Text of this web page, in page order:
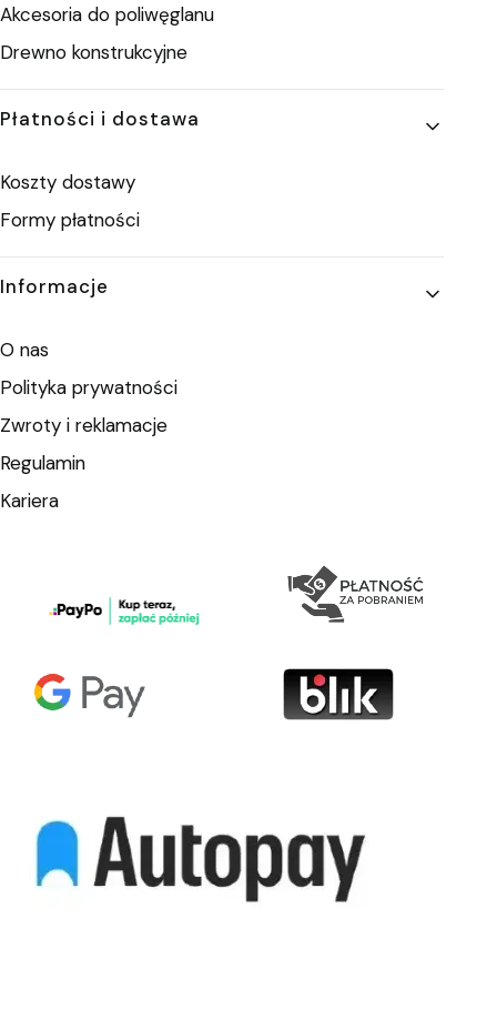
Akcesoria do poliwęglanu
Drewno konstrukcyjne
Płatności i dostawa
Koszty dostawy
Formy płatności
Informacje
O nas
Polityka prywatności
Zwroty i reklamacje
Regulamin
Kariera